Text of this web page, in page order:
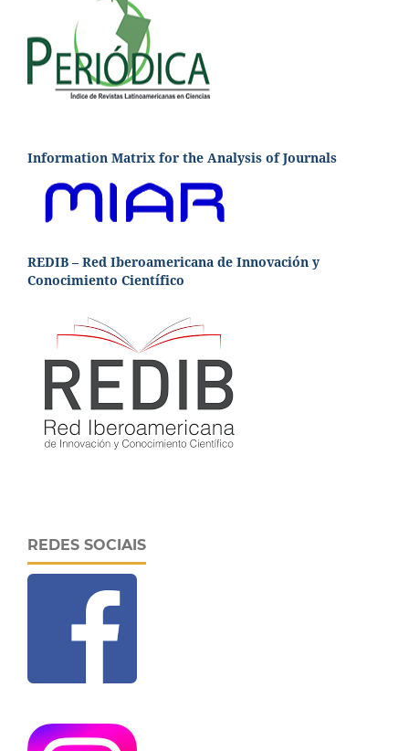
Information Matrix for the Analysis of Journals
REDIB – Red Iberoamericana de Innovación y
Conocimiento Científico
REDES SOCIAIS